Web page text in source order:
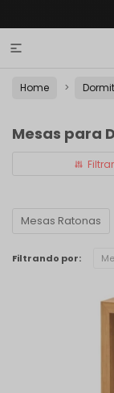

Home
Mesas para
Mesas Ratonas
Filtrando por: